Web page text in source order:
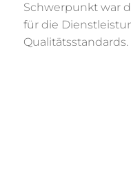
Schwerpunkt war
für die
Qualitätsstandards.